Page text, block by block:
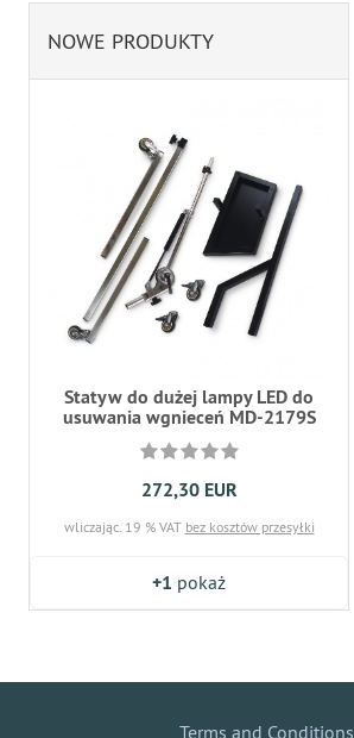
NOWE PRODUKTY
Statyw do dużej lampy LED do
usuwania wgnieceń MD-2179S
272,30 EUR
wliczając. 19 % VAT bez kosztów przesyłki
+1 pokaż
Terms and Conditions